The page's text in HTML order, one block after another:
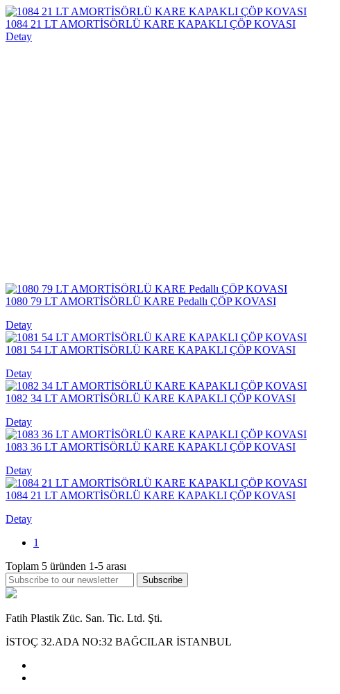
1084 21 LT AMORTİSÖRLÜ KARE KAPAKLI ÇÖP KOVASI
Detay
1080 79 LT AMORTİSÖRLÜ KARE Pedallı ÇÖP KOVASI
Detay
1081 54 LT AMORTİSÖRLÜ KARE KAPAKLI ÇÖP KOVASI
Detay
1082 34 LT AMORTİSÖRLÜ KARE KAPAKLI ÇÖP KOVASI
Detay
1083 36 LT AMORTİSÖRLÜ KARE KAPAKLI ÇÖP KOVASI
Detay
1084 21 LT AMORTİSÖRLÜ KARE KAPAKLI ÇÖP KOVASI
Detay
1
Toplam 5 üründen 1-5 arası
Subscribe
Fatih Plastik Züc. San. Tic. Ltd. Şti.
İSTOÇ 32.ADA NO:32 BAĞCILAR İSTANBUL